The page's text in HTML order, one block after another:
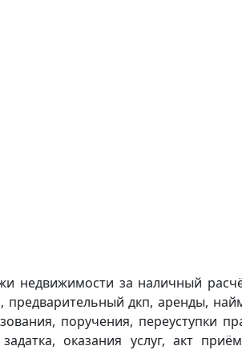
недвижимости за наличный
предварительный дкп, аренды,
поручения, переуступки
оказания услуг, акт